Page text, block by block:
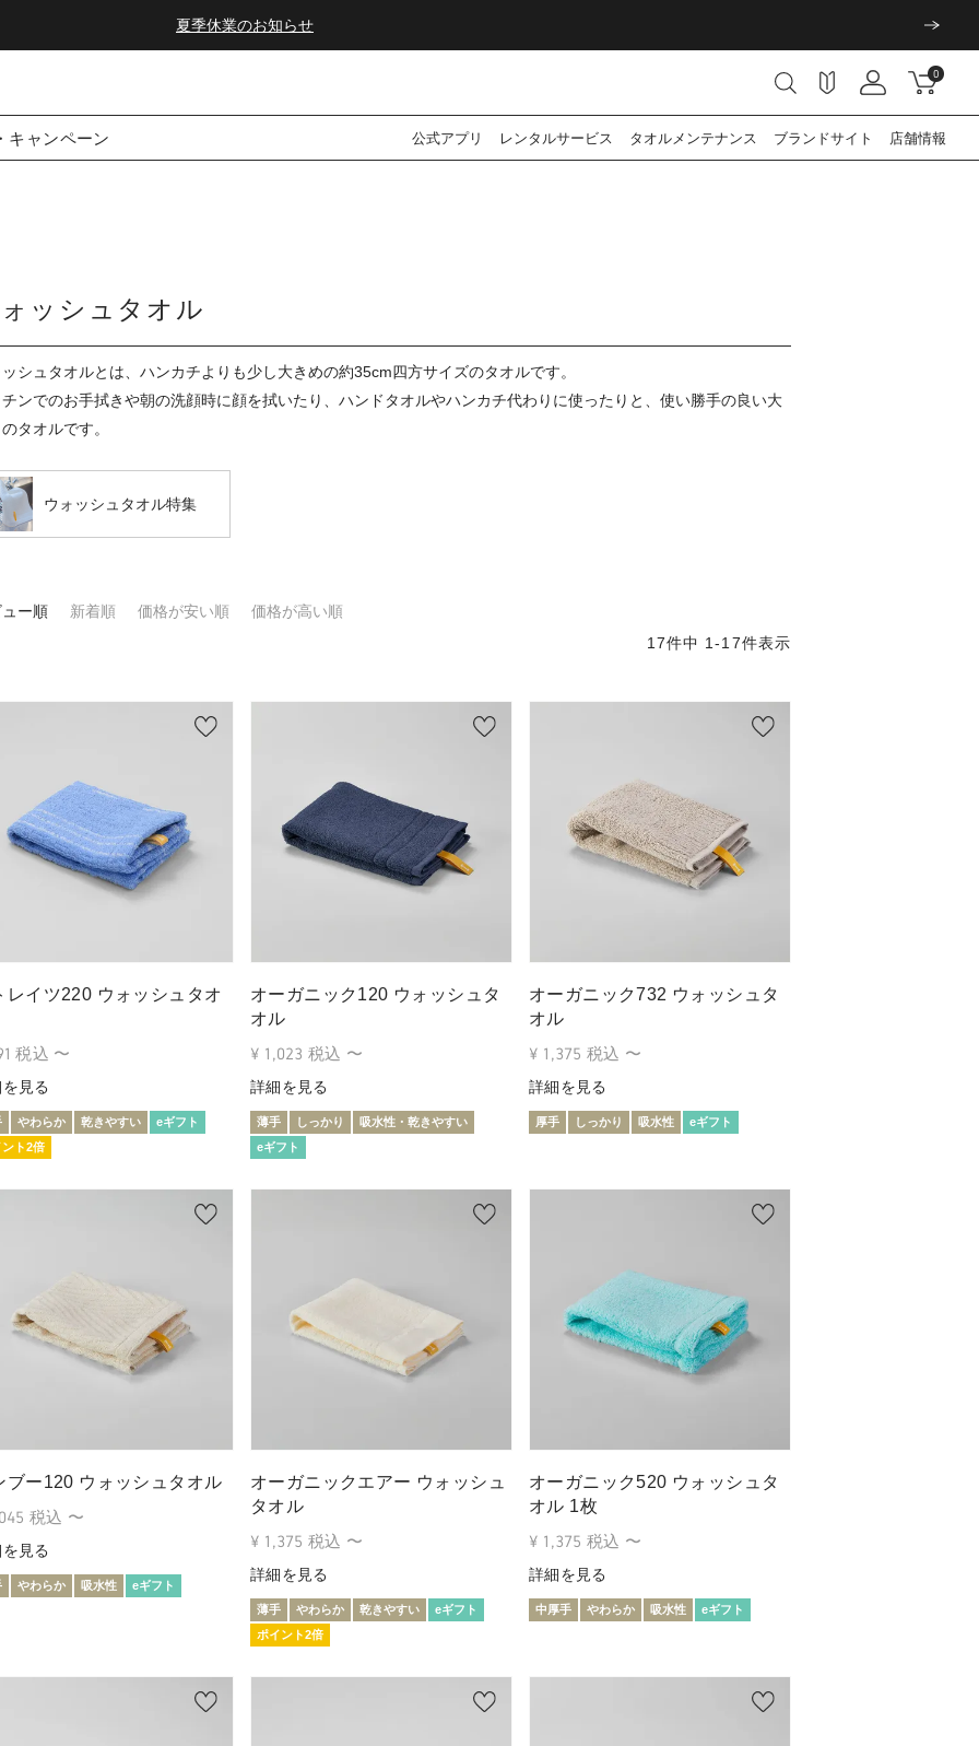
夏季休業のお知らせ
0
キャンペーン 公式アプリ レンタルサービス タオル メンテナンス ブランドサイト 店舗情報
ッシュタオル
シュタオルとは、ハンカチよりも少し大きめの約35cm四方サイズのタオルです。
チンでのお手拭きや朝の洗顔時に顔を拭いたり、ハンドタオルやハンカチ代わりに使ったりと、使い勝手の良い大
タオルです。
ウォッシュタオル特集
ュー順 新着順 価格が安い順
価格が高い順
17件中 1-17件表示
レイツ220 ウォッシュタオ
税込 〜
見る
やわらか 乾きやすい
eギフト
ント2倍
オーガニック120 ウォッシュタ
オル
¥ 1,023 税込 〜
詳細を見る
薄手 しっかり
吸水性・乾きやすい
eギフト
オーガニック732 ウォッシュタ
オル
¥ 1,375 税込 〜
詳細を見る
厚手 しっかり 吸水性 eギフト
ブー120 ウォッシュタオル
税込 〜
見る
やわらか 吸水性 eギフト
オーガニックエアー ウォッシュ
タオル
¥ 1,375 税込 〜
詳細を見る
薄手 やわらか 乾きやすい
eギフト
ポイント2倍
オーガニック520 ウォッシュタ
オル 1枚
¥ 1,375 税込 〜
詳細を見る
中厚手 やわらか 吸水性 eギフト